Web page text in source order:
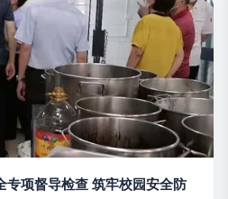
专项督导检查 筑牢校园安全防